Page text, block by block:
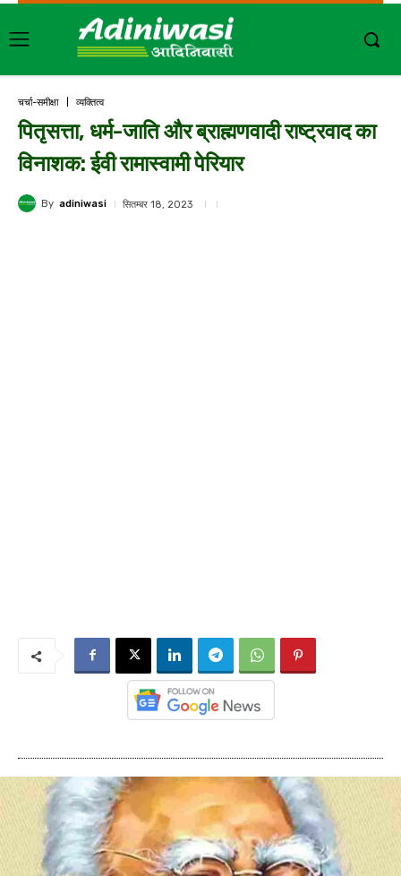
चर्चा-समीक्षा व्यक्तित्व
पितृसत्ता, धर्म-जाति और ब्राह्मणवादी राष्ट्रवाद का
विनाशक: ईवी रामास्वामी पेरियार
By adiniwasi सितम्बर 18, 2023